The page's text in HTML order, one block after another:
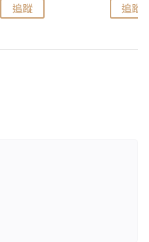
追蹤 追蹤